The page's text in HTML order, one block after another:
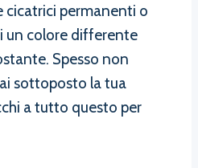
cicatrici permanenti o
un colore differente
Spesso non
sottoposto la tua
a tutto questo per